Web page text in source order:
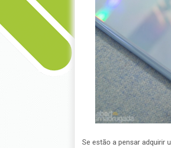
Se estão a pensar adquirir